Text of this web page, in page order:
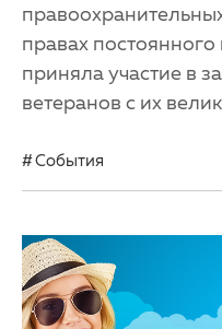
правах
приняла участие в
ветеранов с их
События